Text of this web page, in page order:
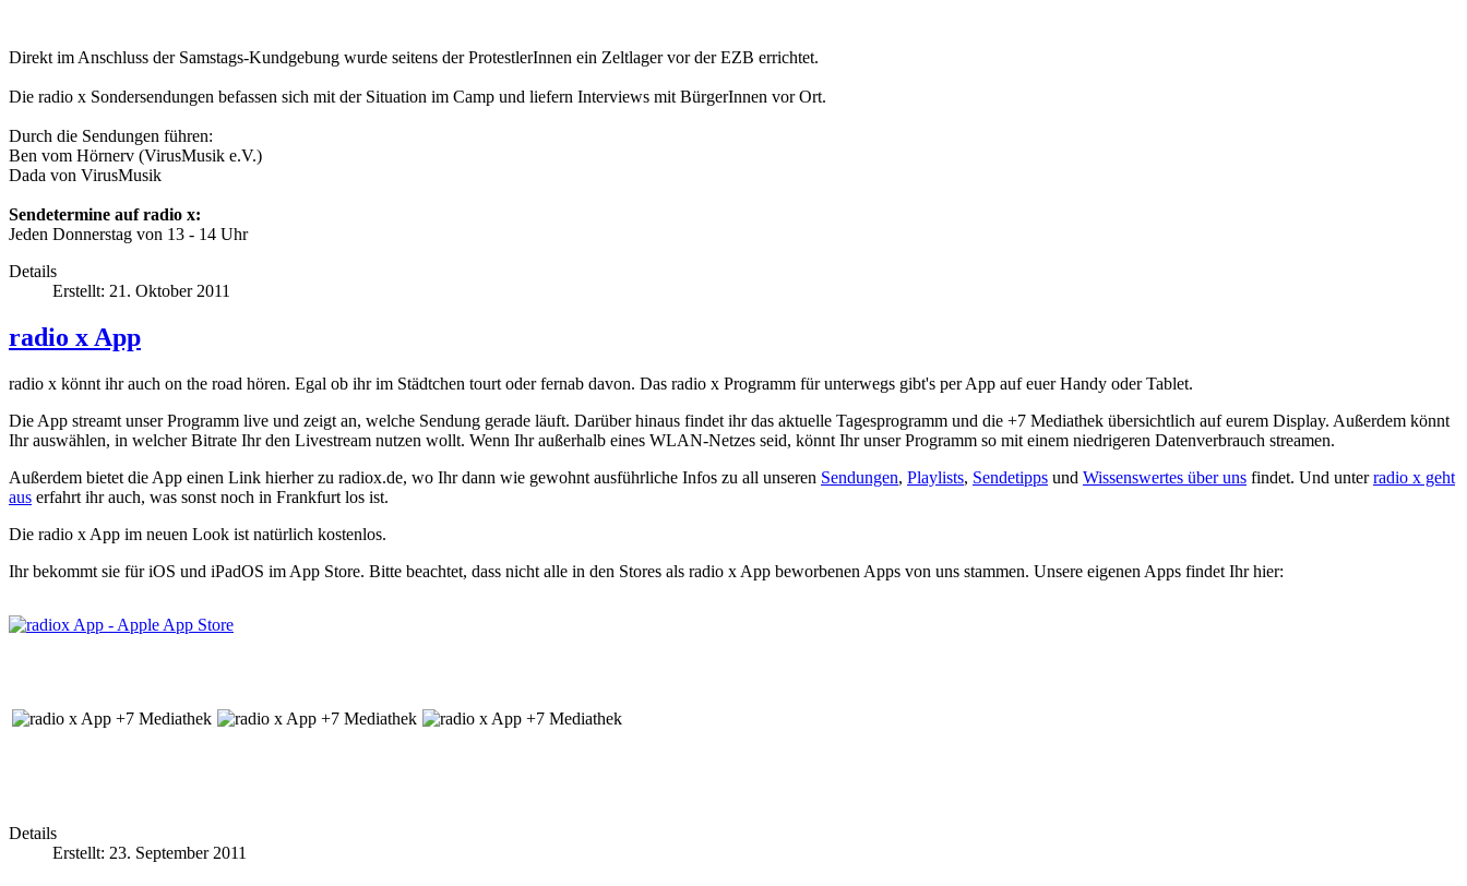
Direkt im Anschluss der Samstags-Kundgebung wurde seitens der ProtestlerInnen ein Zeltlager vor der EZB errichtet.
Die radio x Sondersendungen befassen sich mit der Situation im Camp und liefern Interviews mit BürgerInnen vor Ort.
Durch die Sendungen führen:
Ben vom Hörnerv (VirusMusik e.V.)
Dada von VirusMusik
Sendetermine auf radio x:
Jeden Donnerstag von 13 - 14 Uhr
Details
Erstellt: 21. Oktober 2011
radio x App
radio x könnt ihr auch on the road hören. Egal ob ihr im Städtchen tourt oder fernab davon. Das radio x Programm für unterwegs gibt's per App auf euer Handy oder Tablet.
Die App streamt unser Programm live und zeigt an, welche Sendung gerade läuft. Darüber hinaus findet ihr das aktuelle Tagesprogramm und die +7 Mediathek übersichtlich auf eurem Display. Außerdem könnt
Ihr auswählen, in welcher Bitrate Ihr den Livestream nutzen wollt. Wenn Ihr außerhalb eines WLAN-Netzes seid, könnt Ihr unser Programm so mit einem niedrigeren Datenverbrauch streamen.
Außerdem bietet die App einen Link hierher zu radiox.de, wo Ihr dann wie gewohnt ausführliche Infos zu all unseren Sendungen, Playlists, Sendetipps und Wissenswertes über uns findet. Und unterradio x geht
aus erfahrt ihr auch, was sonst noch in Frankfurt los ist.
Die radio x App im neuen Look ist natürlich kostenlos.
Ihr bekommt sie für iOS und iPadOS im App Store. Bitte beachtet, dass nicht alle in den Stores als radio x App beworbenen Apps von uns stammen. Unsere eigenen Apps findet Ihr hier:
Details
Erstellt: 23. September 2011